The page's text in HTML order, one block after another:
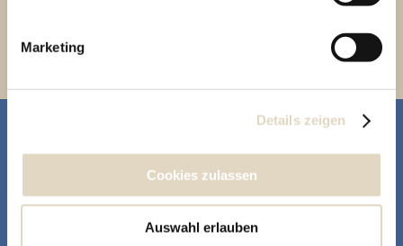
Marketing
Details zeigen
Cookies zulassen
Auswahl erlauben
MVZ Hautzentrum Obere Wässere auf Google bewerten
Damit Sie noch schneller und unkomplizierter den ersten
Schritt gehen können, haben Sie nun die Möglichkeit
Ihren Termin direkt online zu vereinbaren.